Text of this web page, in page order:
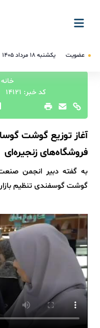
عضویت یکشنبه ۱۸ مرداد ۱۴۰۵
خانه
کد خبر: 14121
آغاز توزیع گوشت
فروشگاه‌های زنجیره‌ای
به گفته دبیر انجمن
گوشت گوسفندی تنظیم